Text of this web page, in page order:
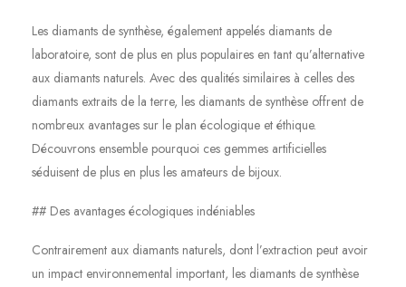
Les diamants de synthèse, également appelés diamants de
laboratoire, sont de plus en plus populaires en tant qu’alternative
aux diamants naturels. Avec des qualités similaires à celles des
diamants extraits de la terre, les diamants de synthèse offrent de
nombreux avantages sur le plan écologique et éthique.
Découvrons ensemble pourquoi ces gemmes artificielles
séduisent de plus en plus les amateurs de bijoux.
## Des avantages écologiques indéniables
Contrairement aux diamants naturels, dont l’extraction peut avoir
un impact environnemental important, les diamants de synthèse